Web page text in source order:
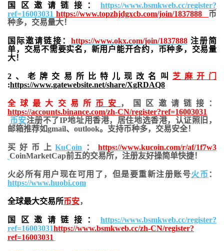
国区邀请链接： https://www.bsmkweb.cc/register?
ref=16003031 https://www.topzhjdgxcb.com/join/1837888 币
种多，交易量大！
国际邀请链接： https://www.okx.com/join/1837888注册简
单，交易不需要实名，新用户能开合约， 币种多，交易量
大！
2、老牌交易所比特儿现改名叫 芝麻开门
:https://www.gatewebsite.net/share/XgRDAQ8
全球最大交易所 币安
，国区邀请链接：
https://accounts.binance.com/zh-CN/register?ref=16003031
币安注册不了IP地址用香港，居住地选香港，认证照旧，
邮箱推荐如gmail、outlook。支持币种多，交易安全！
买好币上KuCoin ：https://www.kucoin.com/r/af/1f7w3
CoinMarketCap前五的交易所，注册友好操简单快捷！
火必所有用户现在可用了，但是要重新注册账号火币 ：
https://www.huobi.com
全球最大交易所币安，
国区邀请链接： https://www.bsmkweb.cc/register?
ref=16003031https://www.bsmkweb.cc/zh-CN/register?
ref=16003031